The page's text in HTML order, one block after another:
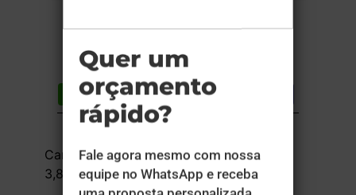
Lista de desejos Compartilhar
DESCRIÇÃO DO PRODUTO
Carimbo NYKON - Plástico - 1x0 -
3,8x1,4cm - 1 unid